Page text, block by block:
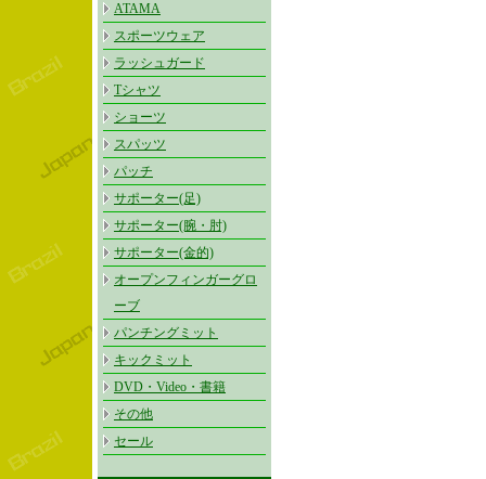
ATAMA
スポーツウェア
ラッシュガード
Tシャツ
ショーツ
スパッツ
パッチ
サポーター(足)
サポーター(腕・肘)
サポーター(金的)
オープンフィンガーグロ
ーブ
パンチングミット
キックミット
DVD・Video・書籍
その他
セール